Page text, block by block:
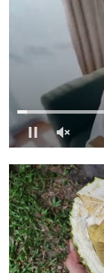
of
1
minute,
0